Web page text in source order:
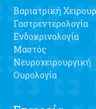
Βαριατρική
Γαστρεντερολογία
Ενδοκρινολογία
Μαστός
Νευροχειρουργική
Ουρολογία